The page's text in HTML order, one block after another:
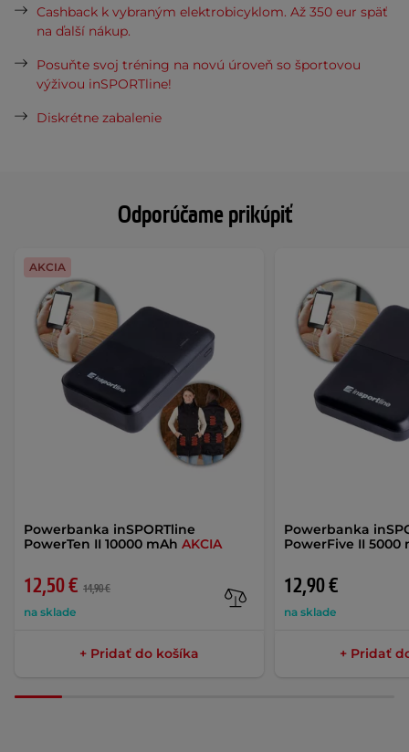
Odporúčame prikúpiť
Powerbanka inSPORTline
PowerTen II 10000 mAh AKCIA
12,50 € 14,90 €
na sklade
AKCIA
+ Pridať do košíka
Powerbanka
PowerFive II 5000
12,90 €
na sklade
+ Pridať
Cashback k vybraným elektrobicyklom. Až 350 eur späť
na ďalší nákup.
Posuňte svoj tréning na novú úroveň so športovou
výživou inSPORTline!
Diskrétne zabalenie